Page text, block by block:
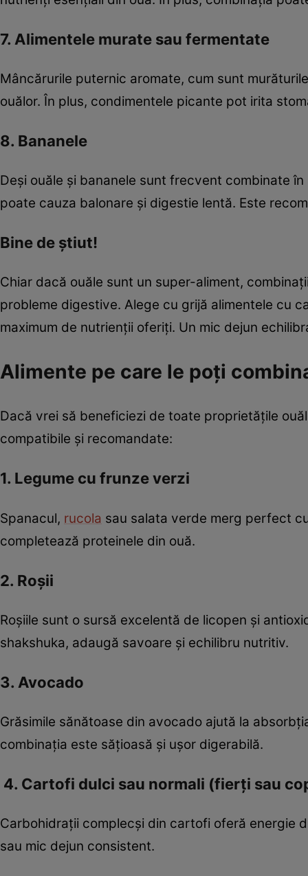
7. Alimentele murate sau fermentate
Mâncărurile puternic aromate, cum sunt
ouălor. În plus, condimentele picante pot irita
8. Bananele
Deși ouăle și bananele sunt frecvent combinate
poate cauza balonare și digestie lentă. Este
Bine de știut!
Chiar dacă ouăle sunt un super-aliment,
probleme digestive. Alege cu grijă alimentele cu
maximum de nutrienții oferiți. Un mic dejun
Alimente pe care le poți
Dacă vrei să beneficiezi de toate proprietățile
compatibile și recomandate:
1. Legume cu frunze verzi
Spanacul, rucola sau salata verde merg perfect
completează proteinele din ouă.
2. Roșii
Roșiile sunt o sursă excelentă de licopen și
shakshuka, adaugă savoare și echilibru nutritiv.
3. Avocado
Grăsimile sănătoase din avocado ajută la
combinația este sățioasă și ușor digerabilă.
4. Cartofi dulci sau normali (fierți sau
Carbohidrații complecși din cartofi oferă energie
sau mic dejun consistent.